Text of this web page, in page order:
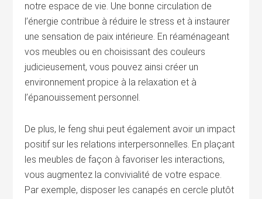
notre espace de vie. Une bonne circulation de
l’énergie contribue à réduire le stress et à instaurer
une sensation de paix intérieure. En réaménageant
vos meubles ou en choisissant des couleurs
judicieusement, vous pouvez ainsi créer un
environnement propice à la relaxation et à
l’épanouissement personnel.
De plus, le feng shui peut également avoir un impact
positif sur les relations interpersonnelles. En plaçant
les meubles de façon à favoriser les interactions,
vous augmentez la convivialité de votre espace.
Par exemple, disposer les canapés en cercle plutôt